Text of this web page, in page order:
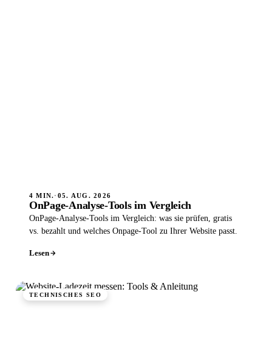
4 MIN.· 05. AUG. 2026
OnPage-Analyse-Tools im Vergleich
OnPage-Analyse-Tools im Vergleich: was sie prüfen, gratis
vs. bezahlt und welches Onpage-Tool zu Ihrer Website passt.
Lesen
TECHNISCHES SEO